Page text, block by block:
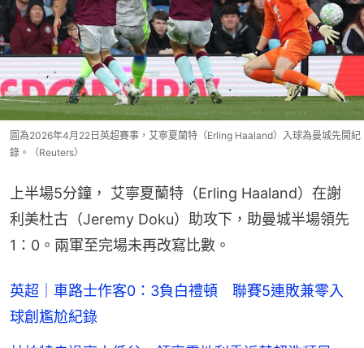
圖為2026年4月22日英超賽事，艾寧夏蘭特（Erling Haaland）入球為曼城先開紀
錄。（Reuters）
上半場5分鐘， 艾寧夏蘭特（Erling Haaland）在謝
利美杜古（Jeremy Doku）助攻下，助曼城半場領先
1：0。兩軍至完場未再改寫比數。
英超｜車路士作客0：3負白禮頓 聯賽5連敗兼零入
球創尷尬紀錄